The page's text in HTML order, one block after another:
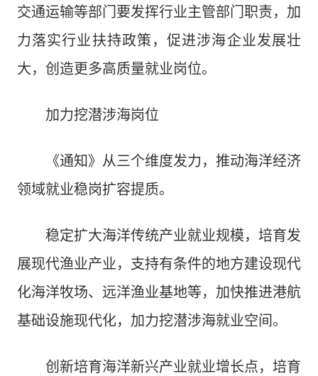
交通运输等部门要发挥行业主管部门职责，加
力落实行业扶持政策，促进涉海企业发展壮
大，创造更多高质量就业岗位。
加力挖潜涉海岗位
《通知》从三个维度发力，推动海洋经济
领域就业稳岗扩容提质。
稳定扩大海洋传统产业就业规模，培育发
展现代渔业产业，支持有条件的地方建设现代
化海洋牧场、远洋渔业基地等，加快推进港航
基础设施现代化，加力挖潜涉海就业空间。
创新培育海洋新兴产业就业增长点，培育